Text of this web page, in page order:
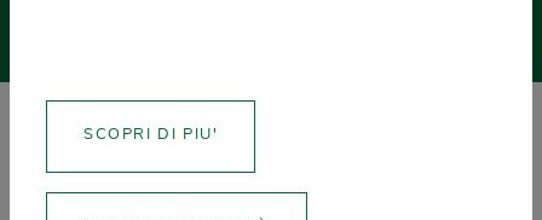
SCOPRI DI PIU'